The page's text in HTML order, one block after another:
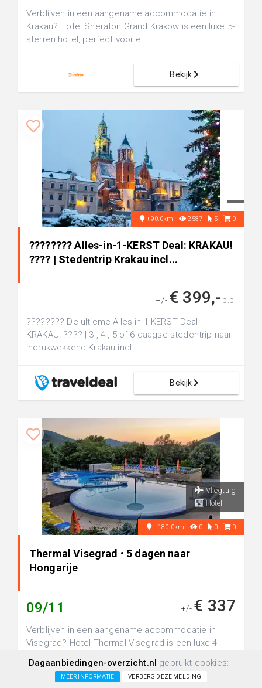
Verblijven in een aangename accommodatie in
Krakau? Hotel Sheraton Grand Krakow is een luxe 5-
sterren hotel, perfect voor e...
Bekijk
+90.0km 2587 5 0
???????? Alles-in-1-KERST Deal: KRAKAU!
???? | Stedentrip Krakau incl...
+/- € 399,- p.p.
???????? De ultieme Alles-in-1-KERST Deal:
KRAKAU! ???? | 3-, 4-, 5 of 6-daagse stedentrip naar
indrukwekkend Krakau incl. ...
Bekijk
Vliegtuig
Hotel
+180.0km 0 0 0
Thermal Visegrad • 5 dagen naar
Hongarije
09/11 +/- € 337
Verblijven in een aangename accommodatie in
Visegrad? Hotel Thermal Visegrad is een luxe 4-
Dagaanbiedingen-overzicht.nl gebruikt cookies:
MEER INFORMATIE VERBERG DEZE MELDING